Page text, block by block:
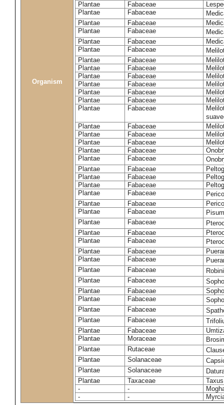
Organism
Plantae
Fabaceae
Plantae
Fabaceae
Plantae
Fabaceae
Plantae
Fabaceae
Plantae
Fabaceae
Plantae
Fabaceae
Plantae
Fabaceae
Plantae
Fabaceae
Plantae
Fabaceae
Plantae
Fabaceae
Plantae
Fabaceae
Plantae
Fabaceae
Plantae
Fabaceae
Plantae
Fabaceae
Plantae
Fabaceae
Plantae
Fabaceae
Plantae
Fabaceae
Plantae
Fabaceae
Plantae
Fabaceae
Plantae
Fabaceae
Plantae
Fabaceae
Plantae
Fabaceae
Plantae
Fabaceae
Plantae
Fabaceae
Plantae
Fabaceae
Plantae
Fabaceae
Plantae
Fabaceae
Plantae
Fabaceae
Plantae
Fabaceae
Plantae
Fabaceae
Plantae
Fabaceae
Plantae
Fabaceae
Plantae
Fabaceae
Plantae
Fabaceae
Plantae
Fabaceae
Plantae
Fabaceae
Plantae
Moraceae
Plantae
Rutaceae
Plantae
Solanaceae
Plantae
Solanaceae
Plantae
Taxaceae
-
-
-
-